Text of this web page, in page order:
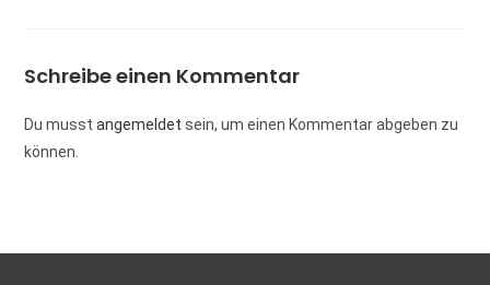
Schreibe einen Kommentar
Du musstangemeldet sein, um einen Kommentar abgeben zu
können.